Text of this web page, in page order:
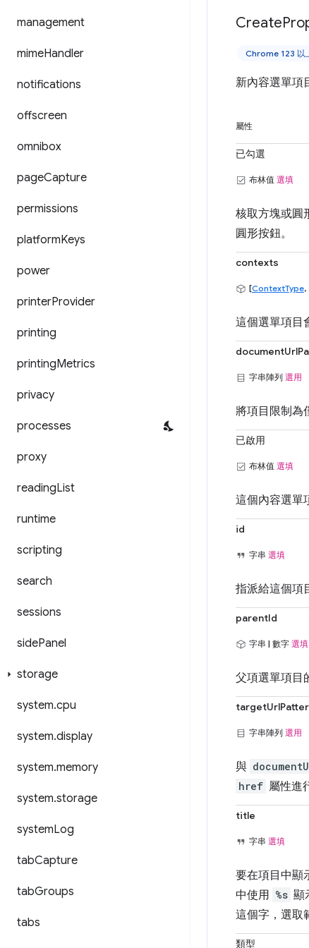
management
mimeHandler
notifications
offscreen
omnibox
pageCapture
permissions
platformKeys
power
printerProvider
printing
printingMetrics
privacy
processes
proxy
readingList
runtime
scripting
search
sessions
sidePanel
storage
system.cpu
system.display
system.memory
system.storage
systemLog
tabCapture
tabGroups
tabs
Create
Chrome 123 以
新內容選單項
屬性
已勾選
布林值 選填
核取方塊或圓
圓形按鈕。
contexts
[ContextType,
這個選單項目
字串陣列 選用
將項目限制為
已啟用
布林值 選填
這個內容選單
id
字串 選填
指派給這個項
parentId
字串 | 數字 選填
父項選單項目
字串陣列 選用
與
href 屬性進
title
字串 選填
要在項目中顯
中使用 %s 顯
這個字，選取
類型